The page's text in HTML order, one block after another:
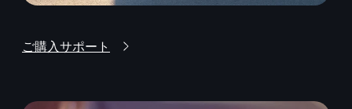
ご購入サポート